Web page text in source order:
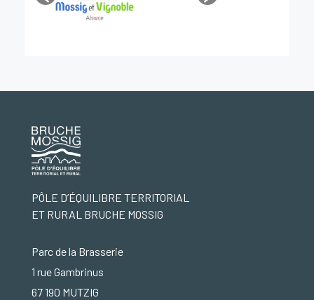
PÔLE D’ÉQUILIBRE TERRITORIAL
ET RURAL BRUCHE MOSSIG
Parc de la Brasserie
1 rue Gambrinus
67 190 MUTZIG